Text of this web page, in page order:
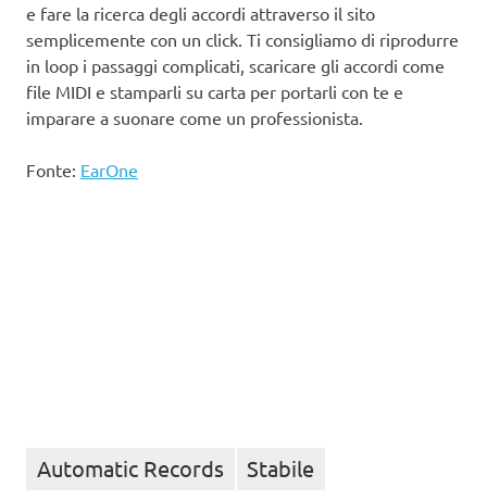
e fare la ricerca degli accordi attraverso il sito
semplicemente con un click. Ti consigliamo di riprodurre
in loop i passaggi complicati, scaricare gli accordi come
file MIDI e stamparli su carta per portarli con te e
imparare a suonare come un professionista.
Fonte: EarOne
Automatic Records Stabile